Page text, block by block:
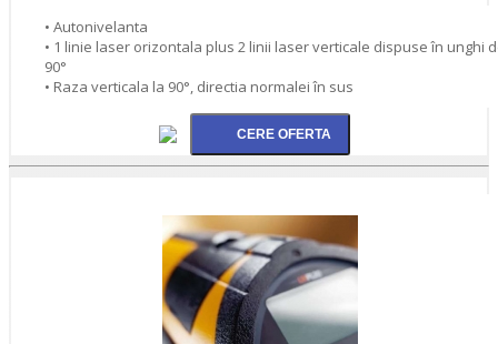
• Autonivelanta
• 1 linie laser orizontala plus 2 linii laser verticale dispuse în unghi
90°
• Raza verticala la 90°, directia normalei în sus